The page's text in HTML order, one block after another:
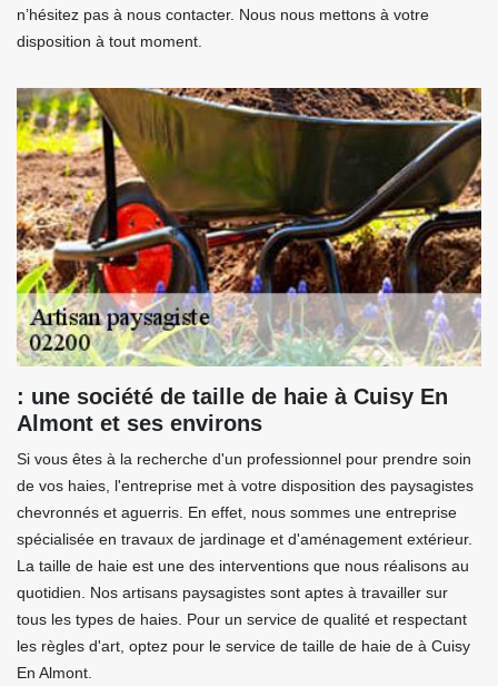
n’hésitez pas à nous contacter. Nous nous mettons à votre
disposition à tout moment.
: une société de taille de haie à Cuisy En
Almont et ses environs
Si vous êtes à la recherche d'un professionnel pour prendre soin
de vos haies, l'entreprise met à votre disposition des paysagistes
chevronnés et aguerris. En effet, nous sommes une entreprise
spécialisée en travaux de jardinage et d'aménagement extérieur.
La taille de haie est une des interventions que nous réalisons au
quotidien. Nos artisans paysagistes sont aptes à travailler sur
tous les types de haies. Pour un service de qualité et respectant
les règles d'art, optez pour le service de taille de haie de à Cuisy
En Almont.